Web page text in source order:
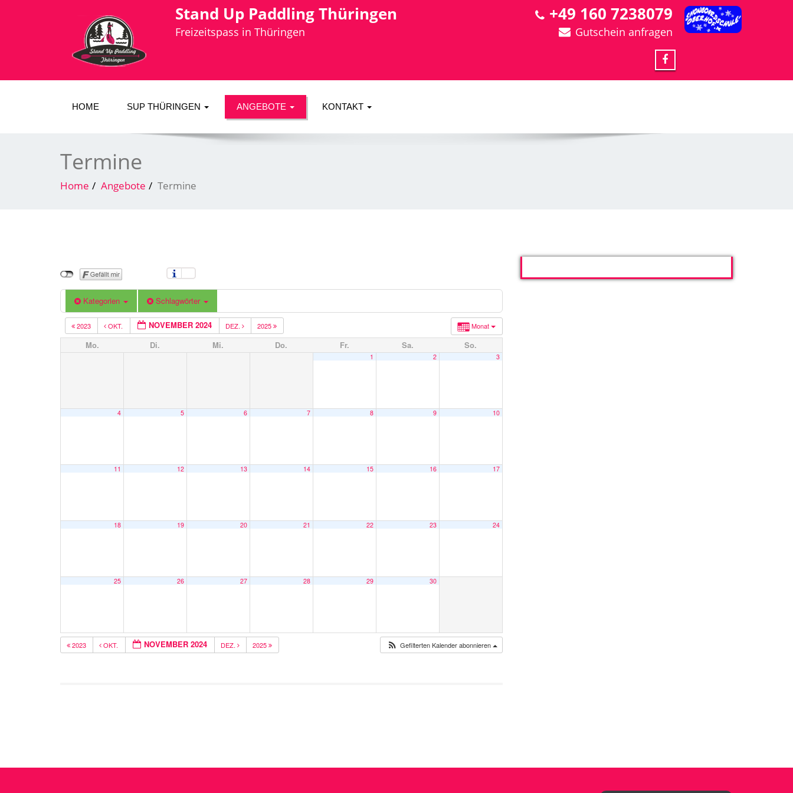
Stand Up Paddling Thüringen
Freizeitspass in Thüringen
+49 160 7238079
Gutschein anfragen
HOME SUP THÜRINGEN ANGEBOTE KONTAKT
Termine
Home Angebote Termine
Kategorien Schlagwörter
Monat
2023 OKT. NOVEMBER 2024 DEZ. 2025
Mo. Di. Mi. Do. Fr. Sa. So.
1 2 3
4 5 6 7 8 9 10
11 12 13 14 15 16 17
18 19 20 21 22 23 24
25 26 27 28 29 30
2023 OKT. NOVEMBER 2024 DEZ. 2025 Gefilterten Kalender abonnieren